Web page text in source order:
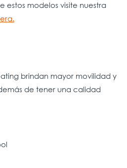
estos modelos visite nuestra
brindan mayor movilidad y
de tener una calidad